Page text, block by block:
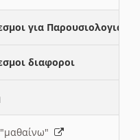
για Παρουσιολογια
διαφοροι